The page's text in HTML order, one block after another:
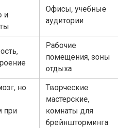
и
Офисы, учебные
аудитории
Рабочие
помещения, зоны
отдыха
но
при
Творческие
мастерские,
комнаты для
брейншторминга